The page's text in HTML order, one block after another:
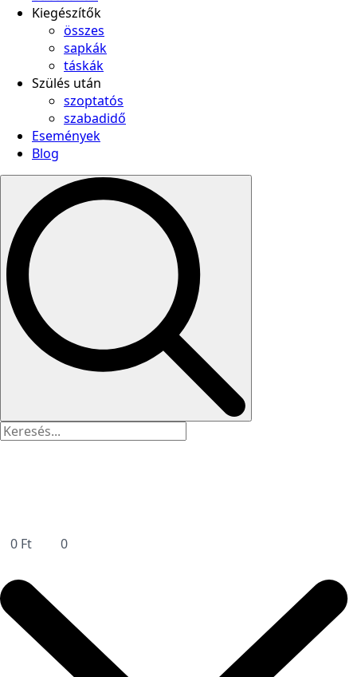
Kiegészítők
összes
sapkák
táskák
Szülés után
szoptatós
szabadidő
Események
Blog
Search
0 Ft 0